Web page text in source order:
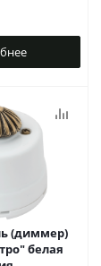
(диммер)
белая